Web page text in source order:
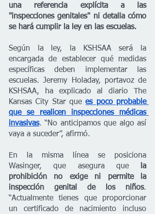
una referencia explícita a las
"inspecciones genitales" ni detalla cómo
se hará cumplir la ley en las escuelas.
Según la ley, la KSHSAA será la
encargada de establecer qué medidas
específicas deben implementar las
escuelas. Jeremy Holaday, portavoz de
KSHSAA, ha explicado al diario The
Kansas City Star que es poco probable
que se realicen inspecciones médicas
invasivas. “No anticipamos que algo así
vaya a suceder”, afirmó.
En la misma línea se posiciona
Wasinger, que asegura que la
prohibición no exige ni permite la
inspección genital de los niños.
“Actualmente tienes que proporcionar
un certificado de nacimiento incluso